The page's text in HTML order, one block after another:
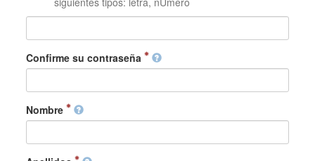
Confirme su contraseña
Nombre